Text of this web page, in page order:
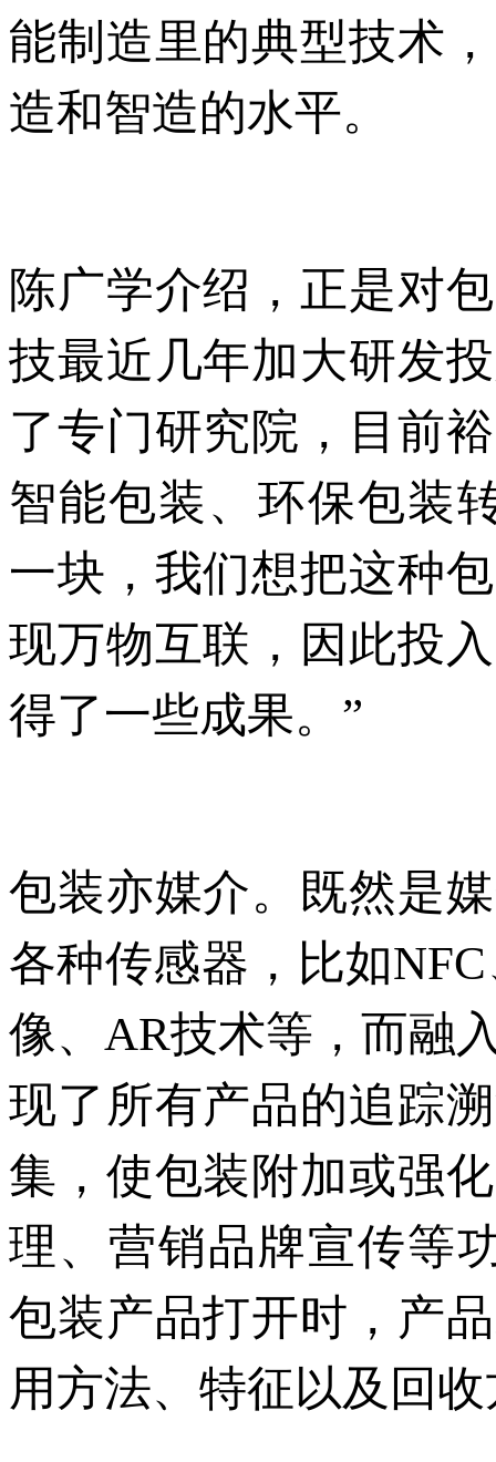
能制造里的典型技术
造和智造的水平。
陈广学介绍，正是对
技最近几年加大研发
了专门研究院，目前
智能包装、环保包装
一块，我们想把这种
现万物互联，因此投
得了一些成果。”
包装亦媒介。既然是
各种传感器，比如NFC
像、AR技术等，而融
现了所有产品的追踪
集，使包装附加或强
理、营销品牌宣传等
包装产品打开时，产
用方法、特征以及回